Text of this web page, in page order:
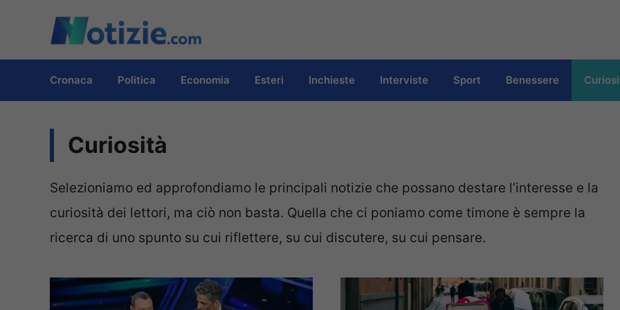
contenuto
Cronaca Politica Economia Esteri Inchieste Interviste Sport Benessere
Curiosità
Selezioniamo ed approfondiamo le principali notizie che possano destare l’interesse e la
curiosità dei lettori, ma ciò non basta. Quella che ci poniamo come timone è sempre la
ricerca di uno spunto su cui riflettere, su cui discutere, su cui pensare.